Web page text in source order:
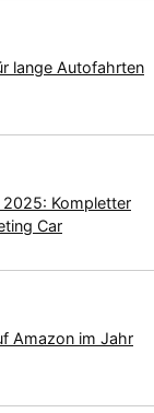
lange Autofahrten
Kompletter
Car
Amazon im Jahr